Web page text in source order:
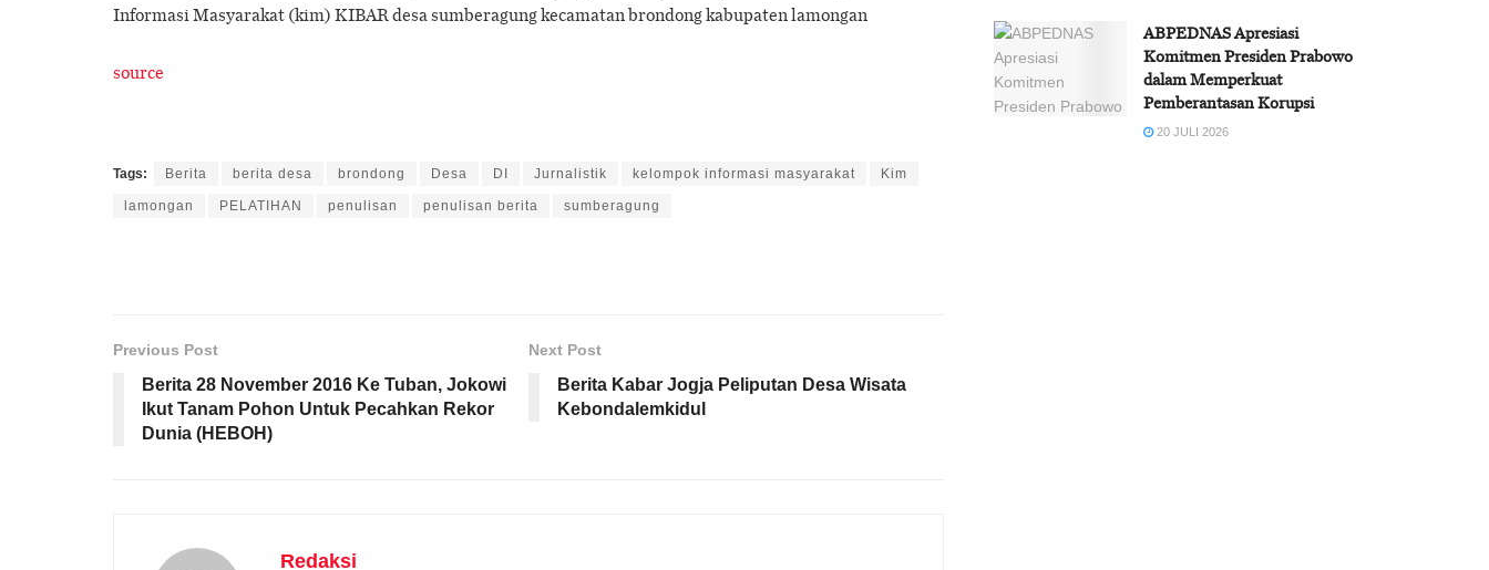
Informasi Masyarakat (kim) KIBAR desa sumberagung kecamatan brondong kabupaten lamongan
source
Tags: Berita berita desa brondong Desa DI Jurnalistik kelompok informasi masyarakat Kim
lamongan PELATIHAN penulisan penulisan berita sumberagung
Previous Post
Berita 28 November 2016 Ke Tuban, Jokowi
Ikut Tanam Pohon Untuk Pecahkan Rekor
Dunia (HEBOH)
Next Post
Berita Kabar Jogja Peliputan Desa Wisata
Kebondalemkidul
Redaksi
ABPEDNAS Apresiasi
Komitmen Presiden Prabowo
dalam Memperkuat
Pemberantasan Korupsi
20 JULI 2026